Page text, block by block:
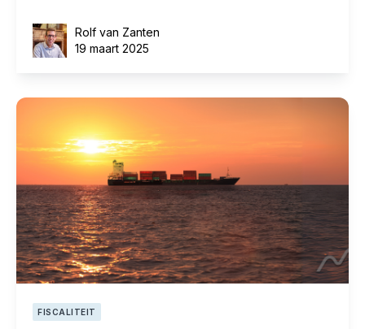
Rolf van Zanten
19 maart 2025
FISCALITEIT